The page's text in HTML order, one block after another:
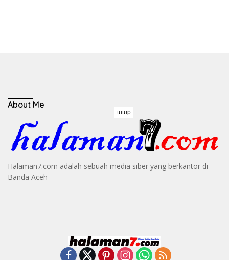
About Me
Halaman7.com adalah sebuah media siber yang berkantor di
Banda Aceh
tutup